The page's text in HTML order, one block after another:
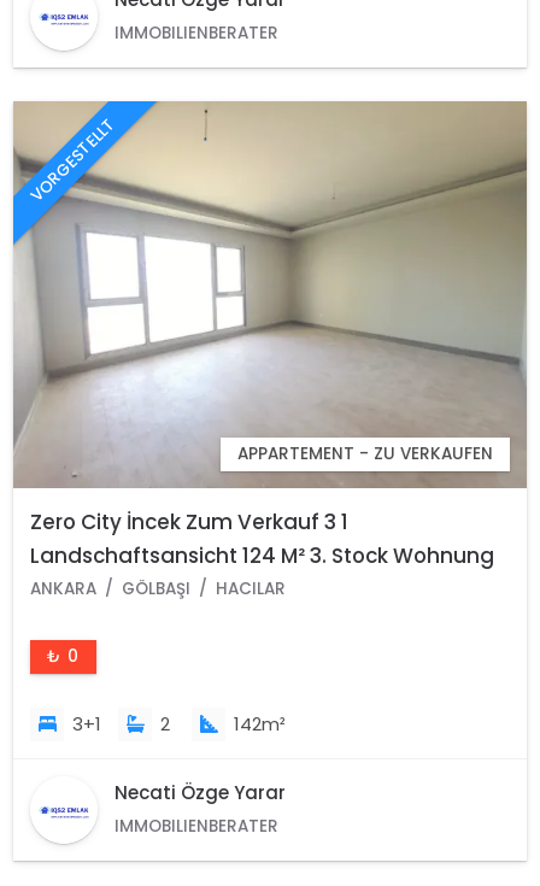
IMMOBILIENBERATER
VORGESTELLT
APPARTEMENT - ZU VERKAUFEN
Zero City İncek Zum Verkauf 3 1
Landschaftsansicht 124 M² 3. Stock Wohnung
Hacılar Stadtteil Gölbaşı Ankara
ANKARA GÖLBAŞI HACILAR
₺ 0
3+1 2 142m²
Necati Özge Yarar
IMMOBILIENBERATER